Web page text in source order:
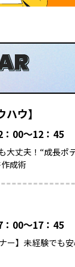
ハウ】
00～12：45
大丈夫！“成長ポ
成術
00～17：45
ー】未経験でも